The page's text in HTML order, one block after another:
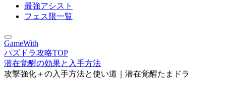
最強アシスト
フェス限一覧
GameWith
パズドラ攻略TOP
潜在覚醒の効果と入手方法
攻撃強化＋の入手方法と使い道｜潜在覚醒たまドラ